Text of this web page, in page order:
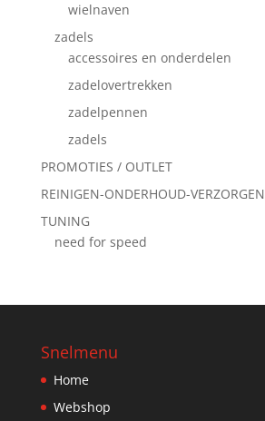
wielnaven
zadels
accessoires en onderdelen
zadelovertrekken
zadelpennen
zadels
PROMOTIES / OUTLET
REINIGEN-ONDERHOUD-VERZORGEN
TUNING
need for speed
Snelmenu
Home
Webshop